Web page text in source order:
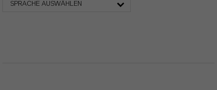
SPRACHE AUSWÄHLEN